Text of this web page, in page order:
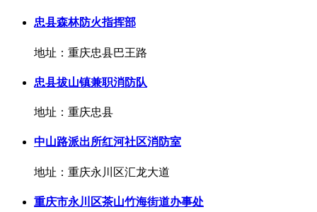
忠县森林防火指挥部
地址：重庆忠县巴王路
忠县拔山镇兼职消防队
地址：重庆忠县
中山路派出所红河社区消防室
地址：重庆永川区汇龙大道
重庆市永川区茶山竹海街道办事处